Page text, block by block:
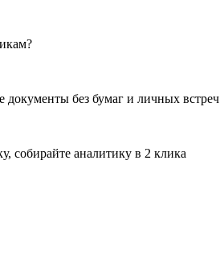
документы без бумаг и личных встреч
собирайте аналитику в 2 клика